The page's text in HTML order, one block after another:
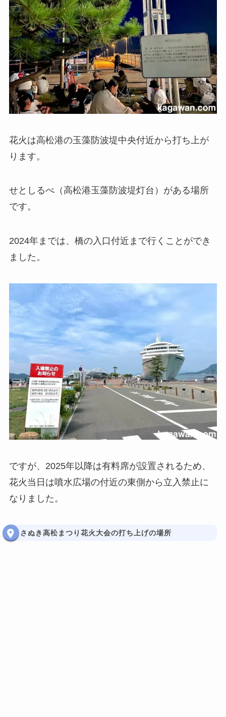
花火は高松港の玉藻防波堤中央付近から打ち上が
ります。
せとしるべ（高松港玉藻防波堤灯台）がある場所
です。
2024年までは、橋の入口付近まで行くことができ
ました。
ですが、2025年以降は有料席が設置されるため、
花火当日は噴水広場の付近の東側から立入禁止に
なりました。
さぬき高松まつり花火大会の打ち上げの場所